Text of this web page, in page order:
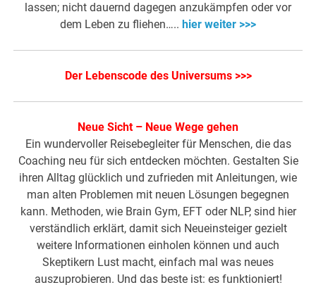
lassen; nicht dauernd dagegen anzukämpfen oder vor
dem Leben zu fliehen….. hier weiter >>>
Der Lebenscode des Universums >>>
Neue Sicht – Neue Wege gehen
Ein wundervoller Reisebegleiter für Menschen, die das
Coaching neu für sich entdecken möchten. Gestalten Sie
ihren Alltag glücklich und zufrieden mit Anleitungen, wie
man alten Problemen mit neuen Lösungen begegnen
kann. Methoden, wie Brain Gym, EFT oder NLP, sind hier
verständlich erklärt, damit sich Neueinsteiger gezielt
weitere Informationen einholen können und auch
Skeptikern Lust macht, einfach mal was neues
auszuprobieren. Und das beste ist: es funktioniert!